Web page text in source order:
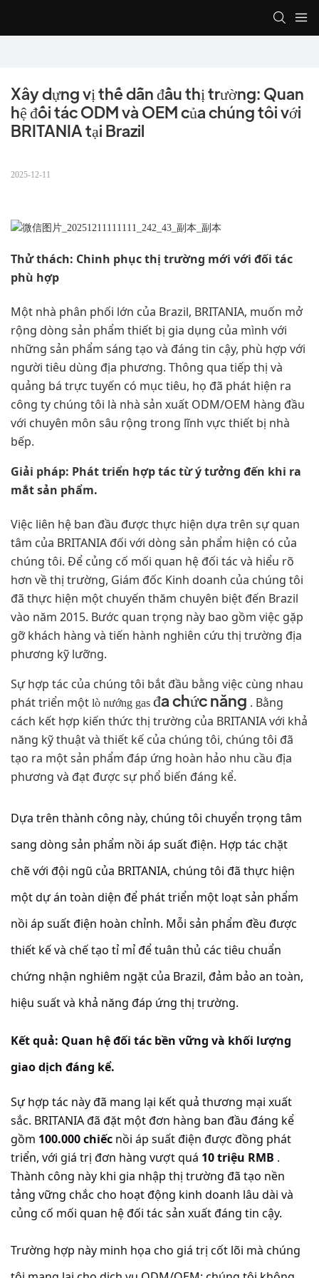
Xây dựng vị thế dẫn đầu thị trường: Quan
hệ đối tác ODM và OEM của chúng tôi với
BRITANIA tại Brazil
2025-12-11
Thử thách: Chinh phục thị trường mới với đối tác
phù hợp
Một nhà phân phối lớn của Brazil, BRITANIA, muốn mở
rộng dòng sản phẩm thiết bị gia dụng của mình với
những sản phẩm sáng tạo và đáng tin cậy, phù hợp với
người tiêu dùng địa phương. Thông qua tiếp thị và
quảng bá trực tuyến có mục tiêu, họ đã phát hiện ra
công ty chúng tôi là nhà sản xuất ODM/OEM hàng đầu
với chuyên môn sâu rộng trong lĩnh vực thiết bị nhà
bếp.
Giải pháp: Phát triển hợp tác từ ý tưởng đến khi ra
mắt sản phẩm.
Việc liên hệ ban đầu được thực hiện dựa trên sự quan
tâm của BRITANIA đối với dòng sản phẩm hiện có của
chúng tôi. Để củng cố mối quan hệ đối tác và hiểu rõ
hơn về thị trường, Giám đốc Kinh doanh của chúng tôi
đã thực hiện một chuyến thăm chuyên biệt đến Brazil
vào năm 2015. Bước quan trọng này bao gồm việc gặp
gỡ khách hàng và tiến hành nghiên cứu thị trường địa
phương kỹ lưỡng.
Sự hợp tác của chúng tôi bắt đầu bằng việc cùng nhau
phát triển một lò nướng gas đa chức năng . Bằng
cách kết hợp kiến ​​thức thị trường của BRITANIA với khả
năng kỹ thuật và thiết kế của chúng tôi, chúng tôi đã
tạo ra một sản phẩm đáp ứng hoàn hảo nhu cầu địa
phương và đạt được sự phổ biến đáng kể.
Dựa trên thành công này, chúng tôi chuyển trọng tâm
sang dòng sản phẩm nồi áp suất điện. Hợp tác chặt
chẽ với đội ngũ của BRITANIA, chúng tôi đã thực hiện
một dự án toàn diện để phát triển một loạt sản phẩm
nồi áp suất điện hoàn chỉnh. Mỗi sản phẩm đều được
thiết kế và chế tạo tỉ mỉ để tuân thủ các tiêu chuẩn
chứng nhận nghiêm ngặt của Brazil, đảm bảo an toàn,
hiệu suất và khả năng đáp ứng thị trường.
Kết quả: Quan hệ đối tác bền vững và khối lượng
giao dịch đáng kể.
Sự hợp tác này đã mang lại kết quả thương mại xuất
sắc. BRITANIA đã đặt một đơn hàng ban đầu đáng kể
gồm 100.000 chiếc nồi áp suất điện được đồng phát
triển, với giá trị đơn hàng vượt quá 10 triệu RMB .
Thành công này khi gia nhập thị trường đã tạo nền
tảng vững chắc cho hoạt động kinh doanh lâu dài và
củng cố mối quan hệ đối tác sản xuất đáng tin cậy.
Trường hợp này minh họa cho giá trị cốt lõi mà chúng